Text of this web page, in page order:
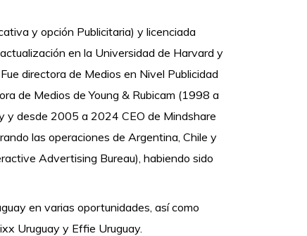
y opción Publicitaria) y licenciada
en la Universidad de Harvard y
directora de Medios en Nivel Publicidad
de Medios de Young & Rubicam (1998 a
y desde 2005 a 2024 CEO de Mindshare
las operaciones de Argentina, Chile y
Advertising Bureau), habiendo sido
en varias oportunidades, así como
Uruguay y Effie Uruguay.